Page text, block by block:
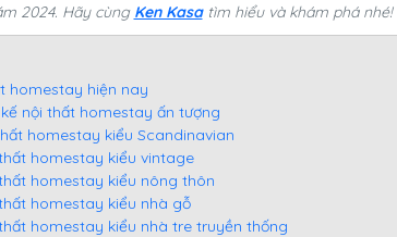
2024. Hãy cùng Ken Kasatìm hiểu và khám phá nhé!
homestay hiện nay
nội thất homestay ấn tượng
homestay kiểu Scandinavian
homestay kiểu vintage
homestay kiểu nông thôn
homestay kiểu nhà gỗ
homestay kiểu nhà tre truyền thống